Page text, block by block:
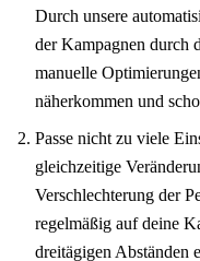
Durch unsere
der Kampagnen durch
manuelle
näherkommen und
Passe nicht zu viele
gleichzeitige
Verschlechterung der
regelmäßig auf deine
dreitägigen Abständen